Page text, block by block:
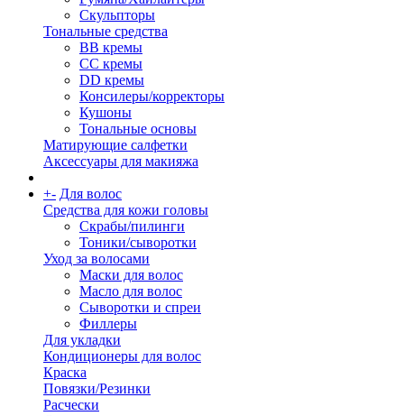
Скульпторы
Тональные средства
BB кремы
CC кремы
DD кремы
Консилеры/корректоры
Кушоны
Тональные основы
Матирующие салфетки
Аксессуары для макияжа
+- Для волос
Средства для кожи головы
Скрабы/пилинги
Тоники/сыворотки
Уход за волосами
Маски для волос
Масло для волос
Сыворотки и спреи
Филлеры
Для укладки
Кондиционеры для волос
Краска
Повязки/Резинки
Расчески